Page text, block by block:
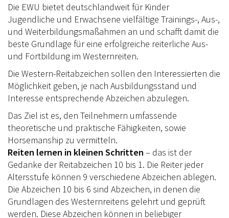
TURNIERSPORT
TURNIERFACHLEUTE
ERGEBNISSE
TROPHY WERTUNG 2026
FREIZEIT
BREITENSPORT
HORSE AND DOG TRAIL
AKTIV IM RHEINLAND
TREFFPUNKTE IM RHEINLAND
AKTIVPASS
Die EWU bietet deutschlandweit für Kinder
Jugendliche und Erwachsene vielfältige Trainings-, Aus-,
und Weiterbildungsmaßahmen an und schafft damit die
beste Grundlage für eine erfolgreiche reiterliche Aus-
und Fortbildung im Westernreiten.
Die Western-Reitabzeichen sollen den Interessierten die
Möglichkeit geben, je nach Ausbildungsstand und
Interesse entsprechende Abzeichen abzulegen.
Das Ziel ist es, den Teilnehmern umfassende
theoretische und praktische Fähigkeiten, sowie
Horsemanship zu vermitteln.
Reiten lernen in kleinen Schritten – das ist der
Gedanke der Reitabzeichen 10 bis 1. Die Reiter jeder
Altersstufe können 9 verschiedene Abzeichen ablegen.
Die Abzeichen 10 bis 6 sind Abzeichen, in denen die
Grundlagen des Westernreitens gelehrt und geprüft
werden. Diese Abzeichen können in beliebiger